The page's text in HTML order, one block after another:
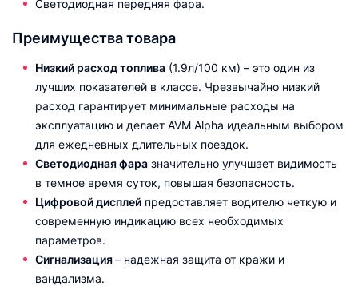
Светодиодная передняя фара.
Преимущества товара
Низкий расход топлива (1.9л/100 км) – это один из
лучших показателей в классе. Чрезвычайно низкий
расход гарантирует минимальные расходы на
эксплуатацию и делает AVM Alpha идеальным выбором
для ежедневных длительных поездок.
Светодиодная фара значительно улучшает видимость
в темное время суток, повышая безопасность.
Цифровой дисплей предоставляет водителю четкую и
современную индикацию всех необходимых
параметров.
Сигнализация– надежная защита от кражи и
вандализма.